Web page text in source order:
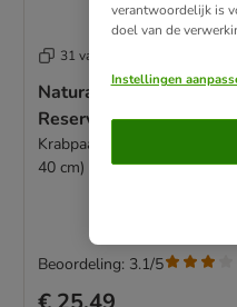
31 varianten
Natural Paradise
Reserveonderdelen
Krabpaal Rond b/G (Ø 14,3 x
40 cm)
Beoordeling: 3.1/5
verantwoordelijk is
doel van de
Instellingen